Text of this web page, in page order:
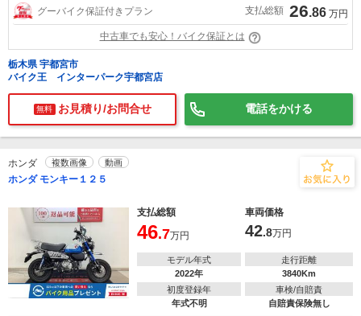
グーバイク保証付きプラン 支払総額 26.86 万円
中古車でも安心！バイク保証とは
栃木県 宇都宮市
バイク王 インターパーク宇都宮店
無料 お見積り/お問合せ 電話をかける
ホンダ 複数画像 動画
ホンダ モンキー１２５
支払総額 車両価格
46.7万円 42.8万円
モデル年式
2022年
走行距離
3840Km
初度登録年
年式不明
車検/自賠責
自賠責保険無し